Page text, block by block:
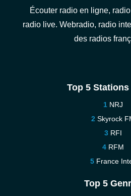
Écouter radio en ligne,
radio live. Webradio, radio
des radios
Top 5
NRJ
Skyrock
RFI
RFM
France
Top 5